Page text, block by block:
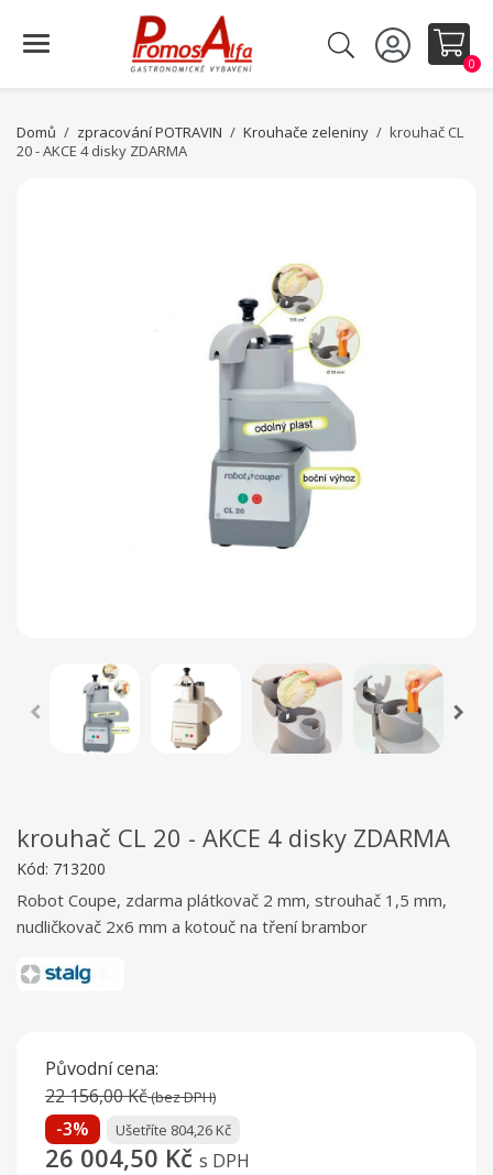
0
Domů zpracování POTRAVIN Krouhače zeleniny
krouhač CL
20 - AKCE 4 disky ZDARMA
krouhač CL 20 - AKCE 4 disky ZDARMA
Kód: 713200
Robot Coupe, zdarma plátkovač 2 mm, strouhač 1,5 mm,
nudličkovač 2x6 mm a kotouč na tření brambor
Původní cena:
22 156,00 Kč(bez DPH)
-3% Ušetříte 804,26 Kč
26 004,50 Kč s DPH